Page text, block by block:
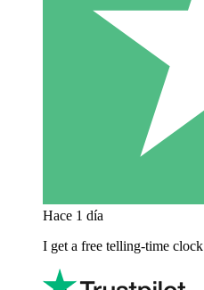
Hace 1 día
I get a free telling-time clock